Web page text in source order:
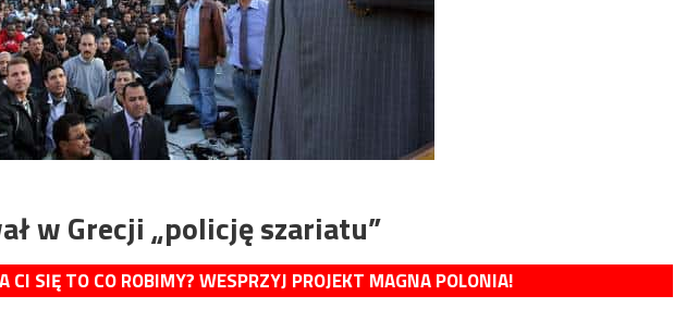
w Grecji „policję szariatu”
CI SIĘ TO CO ROBIMY? WESPRZYJ PROJEKT MAGNA POLONIA!